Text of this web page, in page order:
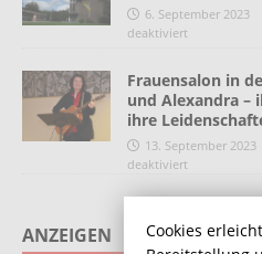
6. September 2023
deaktiviert
Frauensalon in
und Alexandra –
ihre
13. September 2023
deaktiviert
ANZEIGEN
Cookies